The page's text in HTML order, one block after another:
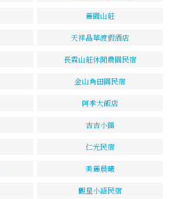
麗園山莊
天祥晶華渡假酒店
長霖山莊休閒農園民宿
金山角田園民宿
阿季大飯店
吉吉小鎮
仁光民宿
美麗晨曦
觀星小語民宿